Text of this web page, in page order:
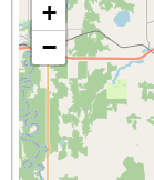
+
−